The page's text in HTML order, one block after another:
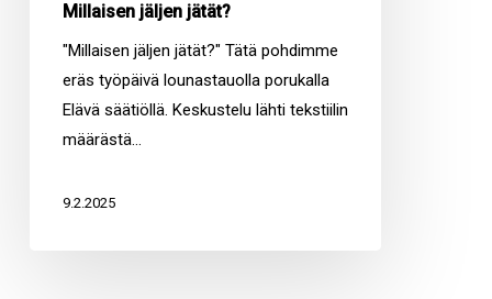
Millaisen jäljen jätät?
"Millaisen jäljen jätät?" Tätä pohdimme
eräs työpäivä lounastauolla porukalla
Elävä säätiöllä. Keskustelu lähti tekstiilin
määrästä…
9.2.2025